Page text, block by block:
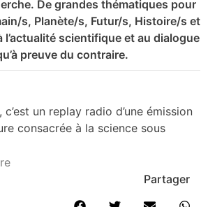
De grandes thématiques pour
s, Planète/s, Futur/s, Histoire/s et
scientifique et au dialogue
preuve du contraire.
un replay radio d’une émission
consacrée à la science sous
Partager